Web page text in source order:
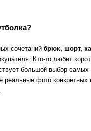
сочетаний брюк, шорт,
Кто-то любит
большой выбор
фото